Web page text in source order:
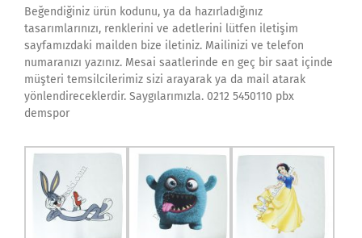
Beğendiğiniz ürün kodunu, ya da hazırladığınız
tasarımlarınızı, renklerini ve adetlerini lütfen iletişim
sayfamızdaki mailden bize iletiniz. Mailinizi ve telefon
numaranızı yazınız. Mesai saatlerinde en geç bir saat içinde
müşteri temsilcilerimiz sizi arayarak ya da mail atarak
yönlendireceklerdir. Saygılarımızla. 0212 5450110 pbx
demspor